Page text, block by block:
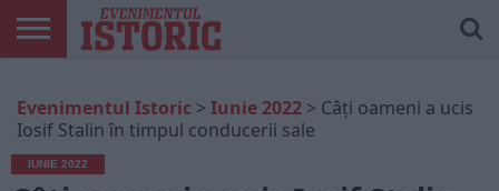
ONLINE
EDIȚII
TIPĂRITE
ISTORIC
PLAY
CONTUL
MEU
Evenimentul Istoric > Iunie 2022 > Câți oameni a ucis
Iosif Stalin în timpul conducerii sale
IUNIE 2022